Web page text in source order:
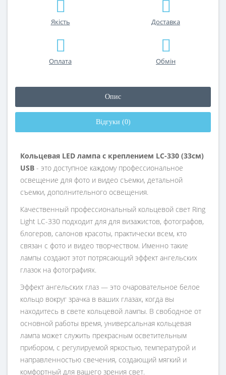
Якість Доставка
Оплата Обмін
Опис
Відгуки (0)
Кольцевая LED лампа с креплением LC-330 (33см)
USB - это доступное каждому профессиональное
освещение для фото и видео съемки, детальной
съемки, дополнительного освещения.
Качественный профессиональный кольцевой свет Ring
Light LC-330 подходит для для визажистов, фотографов,
блогеров, салонов красоты, практически всем, кто
связан с фото и видео творчеством. Именно такие
лампы создают этот потрясающий эффект ангельских
глазок на фотографиях.
Эффект ангельских глаз — это очаровательное белое
кольцо вокруг зрачка в ваших глазах, когда вы
находитесь в свете кольцевой лампы. В свободное от
основной работы время, универсальная кольцевая
лампа может служить прекрасным осветительным
прибором, с регулируемой яркостью, температурой и
направленностью свечения, создающий мягкий и
комфортный для вашего зрения свет.